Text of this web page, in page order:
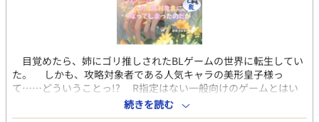
​目覚めたら、姉にゴリ推しされたBLゲームの世界に転生してい
た。 しかも、攻略対象者である人気キャラの美形皇子様っ
て……どういうことっ!? ​R指定はない一般向けのゲームとはい
え、ここは男と男が恋に落ちる世界。 友情のつもりで接したイ
ケメン騎士からも、純潔皇子の二つ名を持つ兄からも、なぜか熱
続きを読む